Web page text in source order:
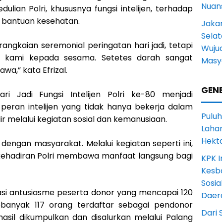
Polri, khususnya fungsi intelijen, terhadap
kesehatan.
seremonial peringatan hari jadi, tetapi
kepada sesama. Setetes darah sangat
kata Efrizal.
Jadi Fungsi Intelijen Polri ke-80 menjadi
intelijen yang tidak hanya bekerja dalam
melalui kegiatan sosial dan kemanusiaan.
masyarakat. Melalui kegiatan seperti ini,
Polri membawa manfaat langsung bagi
antusiasme peserta donor yang mencapai 120
117 orang terdaftar sebagai pendonor
dikumpulkan dan disalurkan melalui Palang
KPK
Dari